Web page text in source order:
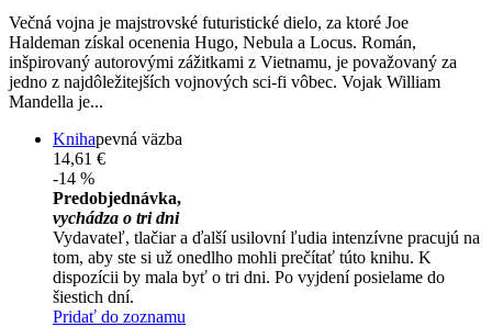
Večná vojna je majstrovské futuristické dielo, za ktoré Joe
Haldeman získal ocenenia Hugo, Nebula a Locus. Román,
inšpirovaný autorovými zážitkami z Vietnamu, je považovaný za
jedno z najdôležitejších vojnových sci-fi vôbec. Vojak William
Mandella je...
Knihapevná väzba
14,61 €
-14 %
Predobjednávka,
vychádza o tri dni
Vydavateľ, tlačiar a ďalší usilovní ľudia intenzívne pracujú na
tom, aby ste si už onedlho mohli prečítať túto knihu. K
dispozícii by mala byť o tri dni. Po vyjdení posielame do
šiestich dní.
Pridať do zoznamu